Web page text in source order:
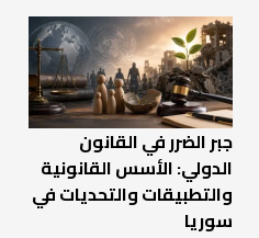
جبر الضرر في القانون
الدولي: الأسس القانونية
والتطبيقات والتحديات في
سوريا